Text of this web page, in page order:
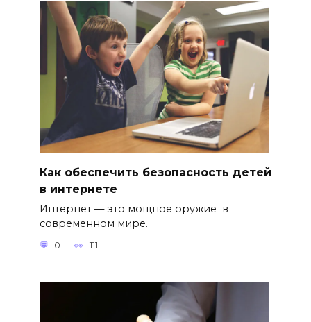
Как обеспечить безопасность детей
в интернете
Интернет — это мощное оружие в
современном мире.
0 111